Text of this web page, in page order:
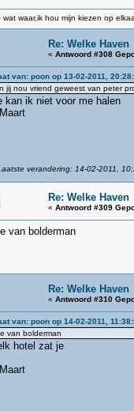
wat waar,ik hou mijn kiezen op
Re: Welke Haven
« Antwoord #308
van: poon op 13-02-2011,
jij nou vriend geweest van peter
kan ik niet voor me halen
verandering: 14-02-2011,
Re: Welke Haven
« Antwoord #309
van bolderman
Re: Welke Haven
« Antwoord #310
van: poon op 14-02-2011,
van bolderman
hotel zat je